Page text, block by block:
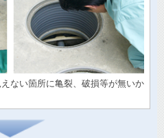
ない箇所に亀裂、破損等が無いか